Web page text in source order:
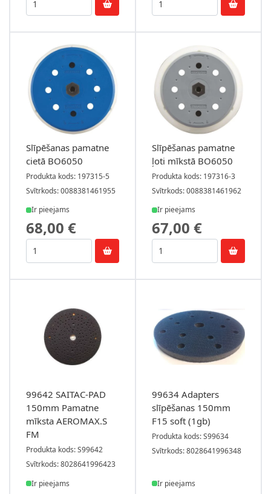
Slīpēšanas pamatne
cietā BO6050
Produkta kods: 197315-5
Svītrkods: 0088381461955
Ir pieejams
68,00 €
Slīpēšanas pamatne
ļoti mīkstā BO6050
Produkta kods: 197316-3
Svītrkods: 0088381461962
Ir pieejams
67,00 €
99642 SAITAC-PAD
150mm Pamatne
mīksta AEROMAX.S
FM
Produkta kods: S99642
Svītrkods: 8028641996423
Ir pieejams
99634 Adapters
slīpēšanas 150mm
F15 soft (1gb)
Produkta kods: S99634
Svītrkods: 8028641996348
Ir pieejams